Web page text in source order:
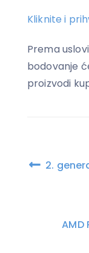
Kliknite i
Prema
bodovanje
proizvodi
Post
2.
AMD